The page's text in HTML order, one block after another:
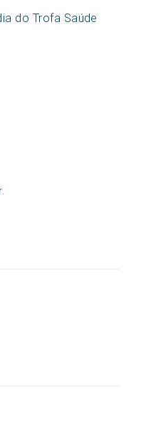
do Trofa Saúde